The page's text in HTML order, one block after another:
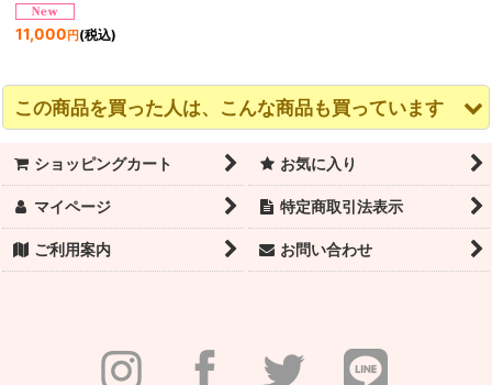
11,000 円 (税込)
この商品を買った人は、こんな商品も買っています
(税込) (税込)
ショッピングカート お気に入り
マイページ 特定商取引法表示
ご利用案内 お問い合わせ